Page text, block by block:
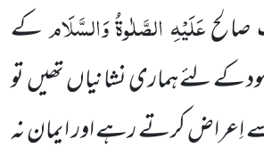
صالحعَلَیْہِ الصَّلٰوۃُ وَالسَّلَامکے
کے لئے ہماری نشانیاںتھیںتو
اِعراض کرتے رہے اور ایمان نہ